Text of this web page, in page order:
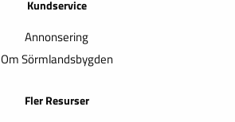
Kundservice
Annonsering
Om Sörmlandsbygden
Fler Resurser